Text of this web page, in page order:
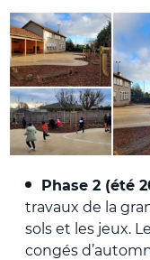
Phase 2 (été
travaux de la
sols et les jeux.
congés